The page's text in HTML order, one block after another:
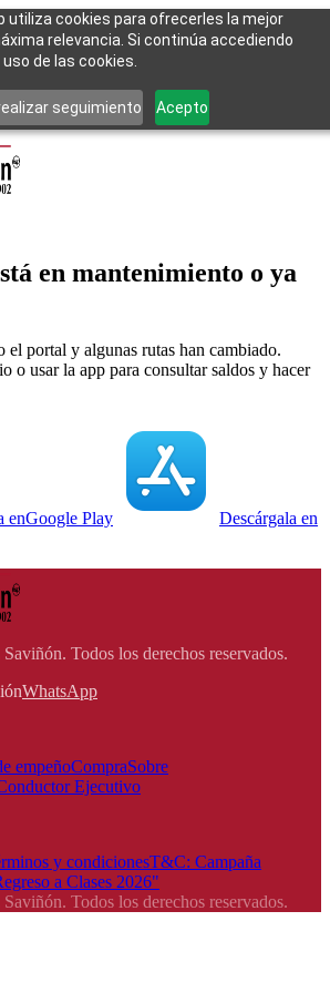
utiliza cookies para ofrecerles la mejor
relevancia. Si continúa accediendo
de las cookies.
seguimiento Acepto
empeñoCompraContacto
sesión
en mantenimiento o ya
el portal y algunas rutas han cambiado.
o usar la app para consultar saldos y hacer
enGoogle Play
Descárgala en
Todos los derechos reservados.
WhatsApp
empeñoCompraSobre
Ejecutivo
y condicionesT&C: Campaña
a Clases 2026"
Todos los derechos reservados.